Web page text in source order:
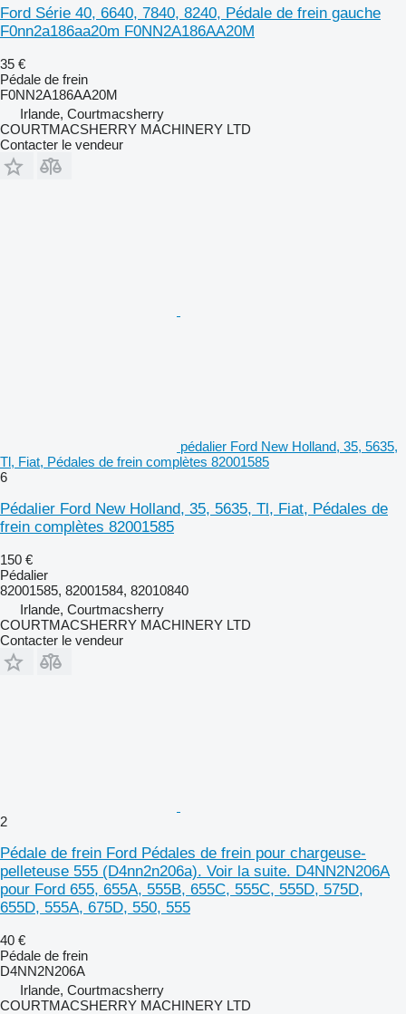
Ford Série 40, 6640, 7840, 8240, Pédale de frein gauche
F0nn2a186aa20m F0NN2A186AA20M
35 €
Pédale de frein
F0NN2A186AA20M
Irlande, Courtmacsherry
COURTMACSHERRY MACHINERY LTD
Contacter le vendeur
pédalier Ford New Holland, 35, 5635,
Tl, Fiat, Pédales de frein complètes 82001585
6
Pédalier Ford New Holland, 35, 5635, Tl, Fiat, Pédales de
frein complètes 82001585
150 €
Pédalier
82001585, 82001584, 82010840
Irlande, Courtmacsherry
COURTMACSHERRY MACHINERY LTD
Contacter le vendeur
2
Pédale de frein Ford Pédales de frein pour chargeuse-
pelleteuse 555 (D4nn2n206a). Voir la suite. D4NN2N206A
pour Ford 655, 655A, 555B, 655C, 555C, 555D, 575D,
655D, 555A, 675D, 550, 555
40 €
Pédale de frein
D4NN2N206A
Irlande, Courtmacsherry
COURTMACSHERRY MACHINERY LTD